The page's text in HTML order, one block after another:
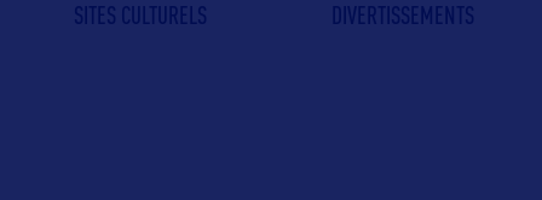
SITES CULTURELS DIVERTISSEMENTS